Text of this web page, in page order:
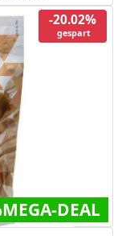
-20.02%
gespart
DEAL